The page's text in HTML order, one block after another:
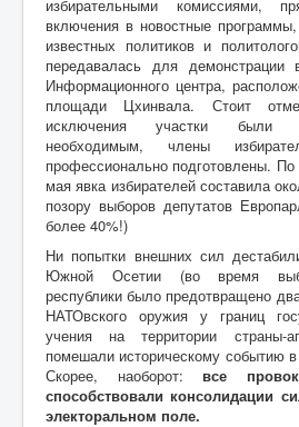
избирательными комиссиями,
включения в новостные
известных политиков и
передавалась для демонстрации
Информационного центра,
площади Цхинвала. Стоит
исключения участки были
необходимым, члены
профессионально подготовлены.
мая явка избирателей составила
позору выборов депутатов
более 40%!)
Ни попытки внешних сил
Южной Осетии (во время
республики было предотвращено
НАТОвского оружия у границ
учения на территории страны-
помешали историческому событию
Скорее, наоборот: все
способствовали консолидации
электоральном поле.